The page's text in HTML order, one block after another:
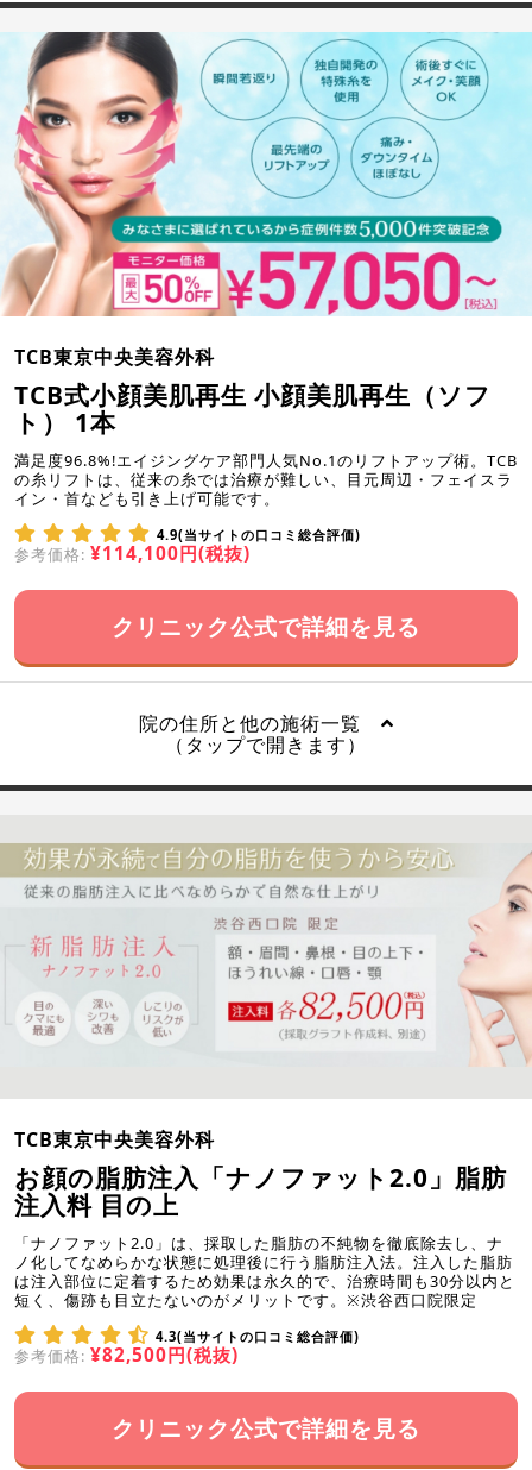
TCB東京中央美容外科
TCB式小顔美肌再生 小顔美肌再生（ソフ
ト） 1本
満足度96.8%!エイジングケア部門人気No.1のリフトアップ術。TCB
の糸リフトは、従来の糸では治療が難しい、目元周辺・フェイスラ
イン・首なども引き上げ可能です。
4.9(当サイトの口コミ総合評価)
参考価格: ¥114,100円(税抜)
クリニック公式で詳細を見る
院の住所と他の施術一覧
（タップで開きます）
TCB東京中央美容外科
お顔の脂肪注入「ナノファット2.0」脂肪
注入料 目の上
「ナノファット2.0」は、採取した脂肪の不純物を徹底除去し、ナ
ノ化してなめらかな状態に処理後に行う脂肪注入法。注入した脂肪
は注入部位に定着するため効果は永久的で、治療時間も30分以内と
短く、傷跡も目立たないのがメリットです。※渋谷西口院限定
4.3(当サイトの口コミ総合評価)
参考価格: ¥82,500円(税抜)
クリニック公式で詳細を見る